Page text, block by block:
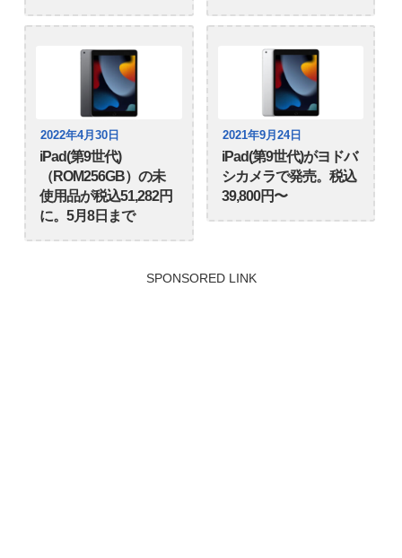
2022年4月30日
iPad(第9世代)
（ROM256GB）の未
使用品が税込51,282円
に。5月8日まで
2021年9月24日
iPad(第9世代)がヨドバ
シカメラで発売。税込
39,800円〜
SPONSORED LINK